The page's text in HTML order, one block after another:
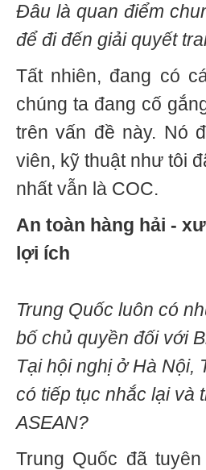
Đâu là quan điểm
để đi đến giải quyết
Tất nhiên, đang có
chúng ta đang cố
trên vấn đề này. Nó
viên, kỹ thuật như tôi
nhất vẫn là COC.
An toàn hàng hải -
lợi ích
Trung Quốc luôn có
bố chủ quyền đối với
Tại hội nghị ở Hà Nội,
có tiếp tục nhắc lại và
ASEAN?
Trung Quốc đã